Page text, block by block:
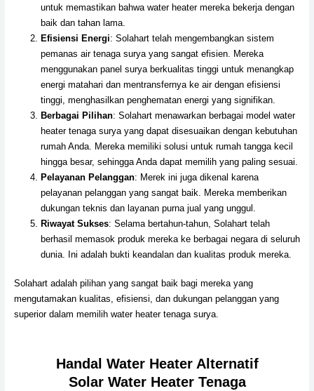
untuk memastikan bahwa water heater mereka bekerja dengan
baik dan tahan lama.
Efisiensi Energi: Solahart telah mengembangkan sistem
pemanas air tenaga surya yang sangat efisien. Mereka
menggunakan panel surya berkualitas tinggi untuk menangkap
energi matahari dan mentransfernya ke air dengan efisiensi
tinggi, menghasilkan penghematan energi yang signifikan.
Berbagai Pilihan: Solahart menawarkan berbagai model water
heater tenaga surya yang dapat disesuaikan dengan kebutuhan
rumah Anda. Mereka memiliki solusi untuk rumah tangga kecil
hingga besar, sehingga Anda dapat memilih yang paling sesuai.
Pelayanan Pelanggan: Merek ini juga dikenal karena
pelayanan pelanggan yang sangat baik. Mereka memberikan
dukungan teknis dan layanan purna jual yang unggul.
Riwayat Sukses: Selama bertahun-tahun, Solahart telah
berhasil memasok produk mereka ke berbagai negara di seluruh
dunia. Ini adalah bukti keandalan dan kualitas produk mereka.
Solahart adalah pilihan yang sangat baik bagi mereka yang
mengutamakan kualitas, efisiensi, dan dukungan pelanggan yang
superior dalam memilih water heater tenaga surya.
Handal Water Heater Alternatif
Solar Water Heater Tenaga